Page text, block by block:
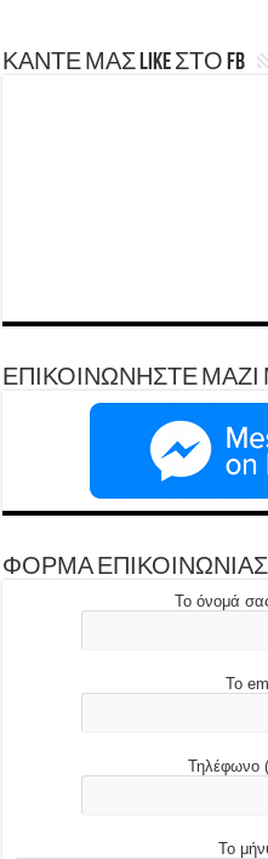
ΚΑΝΤΕ ΜΑΣ LIKE ΣΤΟ FB
ΕΠΙΚΟΙΝΩΝΗΣΤΕ ΜΑΖΙ
ΦΟΡΜΑ ΕΠΙΚΟΙΝΩΝΙΑΣ
Το όνομά
Το
Τηλέφωνο
Το